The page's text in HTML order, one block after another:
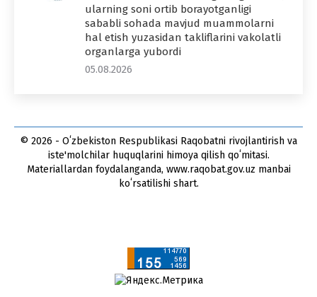
ularning soni ortib borayotganligi
sababli sohada mavjud muammolarni
hal etish yuzasidan takliflarini vakolatli
organlarga yubordi
05.08.2026
© 2026 - Oʻzbekiston Respublikasi Raqobatni rivojlantirish va
iste'molchilar huquqlarini himoya qilish qoʻmitasi.
Materiallardan foydalanganda, www.raqobat.gov.uz manbai
koʻrsatilishi shart.